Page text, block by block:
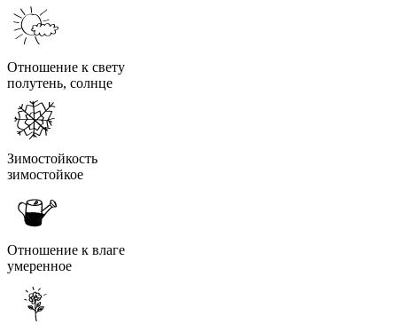
Отношение к свету
полутень, солнце
Зимостойкость
зимостойкое
Отношение к влаге
умеренное